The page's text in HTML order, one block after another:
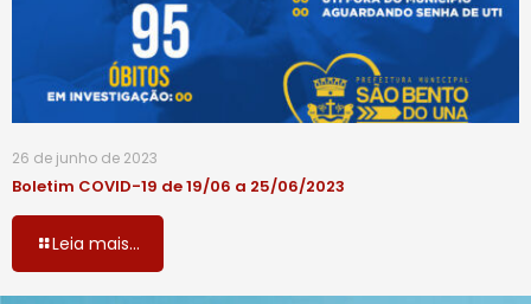
26 de junho de 2023
Boletim COVID-19 de 19/06 a 25/06/2023
Leia mais...